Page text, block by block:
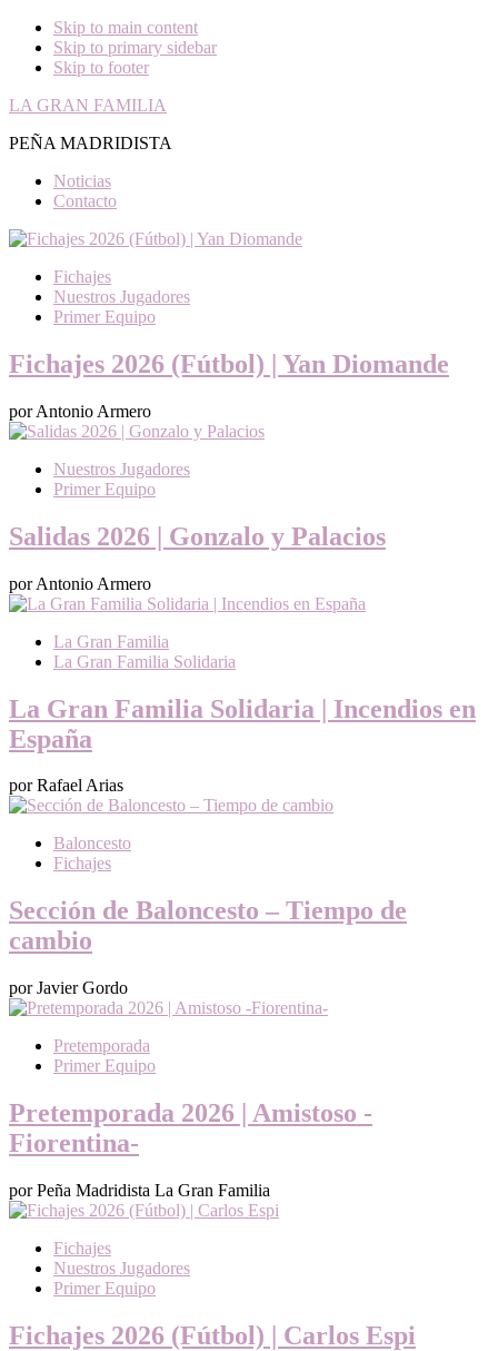
Skip to main content
Skip to primary sidebar
Skip to footer
LA GRAN FAMILIA
PEÑA MADRIDISTA
Noticias
Contacto
Fichajes
Nuestros Jugadores
Primer Equipo
Fichajes 2026 (Fútbol) | Yan Diomande
por Antonio Armero
Nuestros Jugadores
Primer Equipo
Salidas 2026 | Gonzalo y Palacios
por Antonio Armero
La Gran Familia
La Gran Familia Solidaria
La Gran Familia Solidaria | Incendios en
España
por Rafael Arias
Baloncesto
Fichajes
Sección de Baloncesto – Tiempo de
cambio
por Javier Gordo
Pretemporada
Primer Equipo
Pretemporada 2026 | Amistoso -
Fiorentina-
por Peña Madridista La Gran Familia
Fichajes
Nuestros Jugadores
Primer Equipo
Fichajes 2026 (Fútbol) | Carlos Espi